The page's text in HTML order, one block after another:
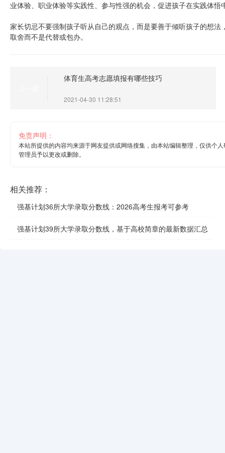
业体验、职业体验等实践性、参与性强的机会，促进孩子在实践体
家长切忌不要强制孩子听从自己的观点，而是要善于倾听孩子的想
取舍而不是代替或包办。
体育生高考志愿填报有哪些技巧
2021-04-30 11:28:51
免责声明：
本站所提供的内容均来源于网友提供或网络搜集，由本站编辑整理，仅供个
管理员予以更改或删除。
相关推荐：
强基计划36所大学录取分数线：2026高考生报考可参考
强基计划39所大学录取分数线，基于高校简章的最新数据汇总